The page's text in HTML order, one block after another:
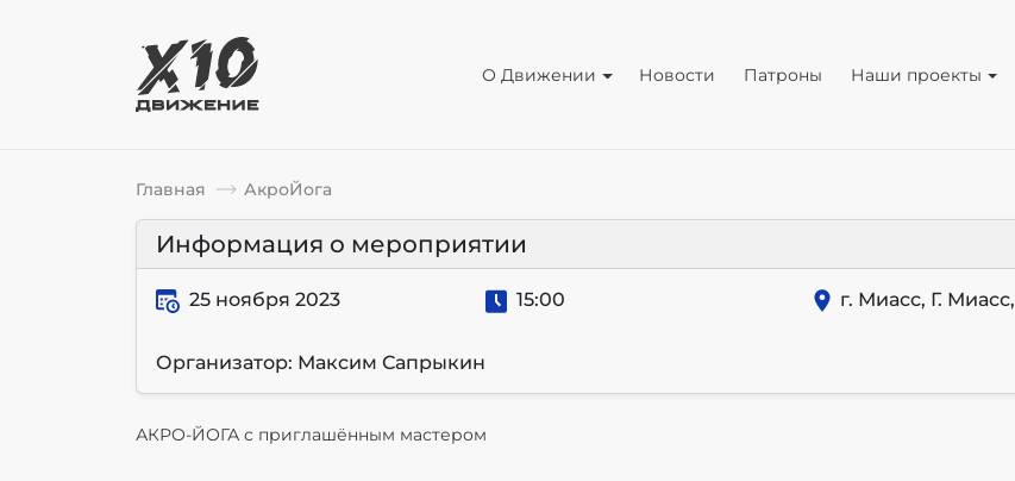
О Движении Новости Патроны Наши проекты
Главная АкроЙога
Информация о мероприятии
25 ноября 2023 15:00 г. Миасс, Г.
Организатор: Максим Сапрыкин
АКРО-ЙОГА с приглашённым мастером